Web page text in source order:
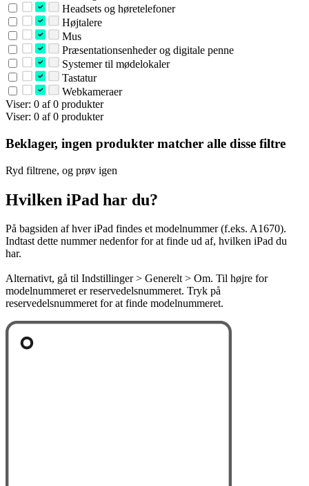
Headsets og høretelefoner
Højtalere
Mus
Præsentationsenheder og digitale penne
Systemer til mødelokaler
Tastatur
Webkameraer
Viser: 0 af 0 produkter
Viser: 0 af 0 produkter
Beklager, ingen produkter matcher alle disse filtre
Ryd filtrene, og prøv igen
Hvilken iPad har du?
På bagsiden af hver iPad findes et modelnummer (f.eks. A1670).
Indtast dette nummer nedenfor for at finde ud af, hvilken iPad du
har.
Alternativt, gå til Indstillinger > Generelt > Om. Til højre for
modelnummeret er reservedelsnummeret. Tryk på
reservedelsnummeret for at finde modelnummeret.